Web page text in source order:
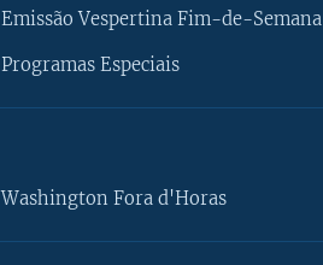
Emissão Vespertina Fim-de-Semana
Programas Especiais
Washington Fora d'Horas